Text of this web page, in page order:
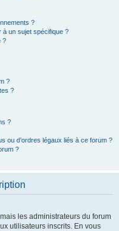
?
à un sujet spécifique ?
?
?
?
?
ou d’ordres légaux liés à ce forum ?
?
les administrateurs du forum
utilisateurs inscrits. En vous